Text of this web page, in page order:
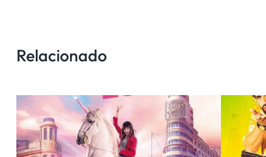
Relacionado